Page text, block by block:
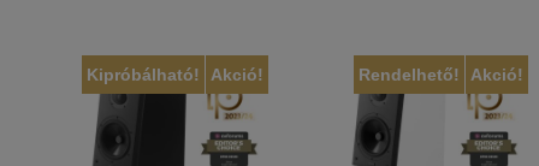
Akció!
Kipróbálható! Akció!
Rendelhető!